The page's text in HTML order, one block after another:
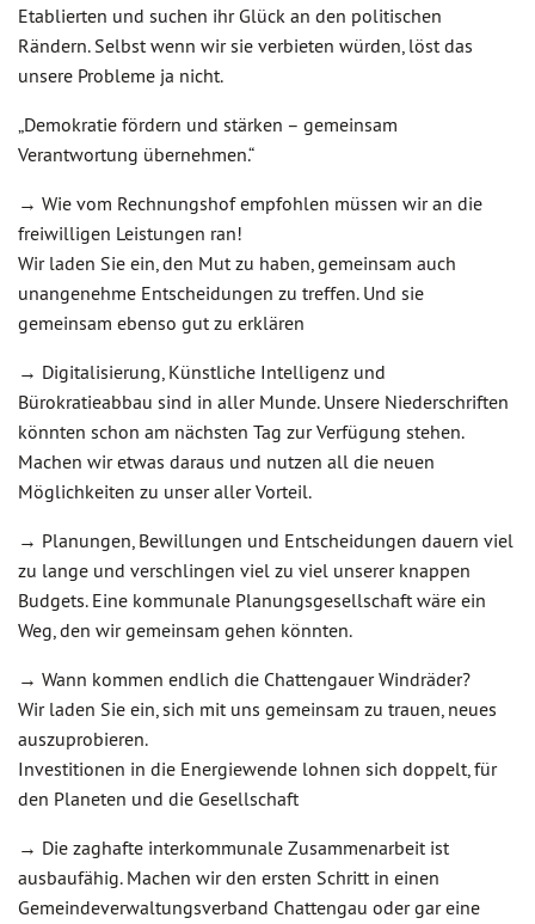
Etablierten und suchen ihr Glück an den politischen
Rändern. Selbst wenn wir sie verbieten würden, löst das
unsere Probleme ja nicht.
„Demokratie fördern und stärken – gemeinsam
Verantwortung übernehmen.“
→ Wie vom Rechnungshof empfohlen müssen wir an die
freiwilligen Leistungen ran!
Wir laden Sie ein, den Mut zu haben, gemeinsam auch
unangenehme Entscheidungen zu treffen. Und sie
gemeinsam ebenso gut zu erklären
→ Digitalisierung, Künstliche Intelligenz und
Bürokratieabbau sind in aller Munde. Unsere Niederschriften
könnten schon am nächsten Tag zur Verfügung stehen.
Machen wir etwas daraus und nutzen all die neuen
Möglichkeiten zu unser aller Vorteil.
→ Planungen, Bewillungen und Entscheidungen dauern viel
zu lange und verschlingen viel zu viel unserer knappen
Budgets. Eine kommunale Planungsgesellschaft wäre ein
Weg, den wir gemeinsam gehen könnten.
→ Wann kommen endlich die Chattengauer Windräder?
Wir laden Sie ein, sich mit uns gemeinsam zu trauen, neues
auszuprobieren.
Investitionen in die Energiewende lohnen sich doppelt, für
den Planeten und die Gesellschaft
→ Die zaghafte interkommunale Zusammenarbeit ist
ausbaufähig. Machen wir den ersten Schritt in einen
Gemeindeverwaltungsverband Chattengau oder gar eine